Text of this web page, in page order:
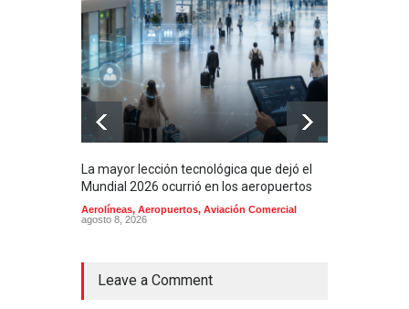
La mayor lección tecnológica que dejó el
Mundial 2026 ocurrió en los aeropuertos
Aerolíneas, Aeropuertos, Aviación Comercial
agosto 8, 2026
Leave a Comment